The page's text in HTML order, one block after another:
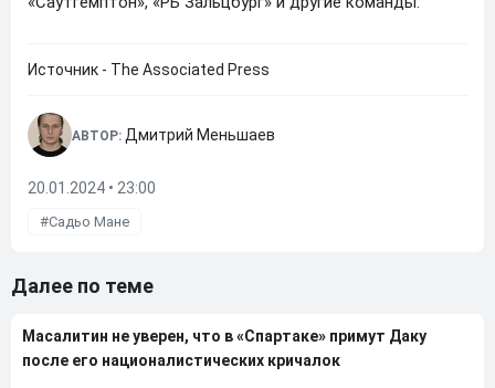
Источник - The Associated Press
АВТОР: Дмитрий Меньшаев
20.01.2024 • 23:00
Садьо Мане
Далее по теме
Масалитин не уверен, что в «Спартаке» примут Даку
после его националистических кричалок